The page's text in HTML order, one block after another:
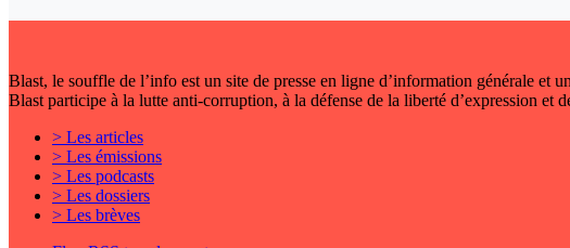
Blast, le souffle de l’info est un site de presse en ligne d’information générale
Blast participe à la lutte anti-corruption, à la défense de la liberté d’expression et
> Les articles
> Les émissions
> Les podcasts
> Les dossiers
> Les brèves